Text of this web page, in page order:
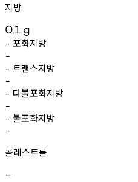
지방
0.1 g
- 포화지방
-
- 트랜스지방
-
- 다불포화지방
-
- 불포화지방
-
콜레스트롤
-